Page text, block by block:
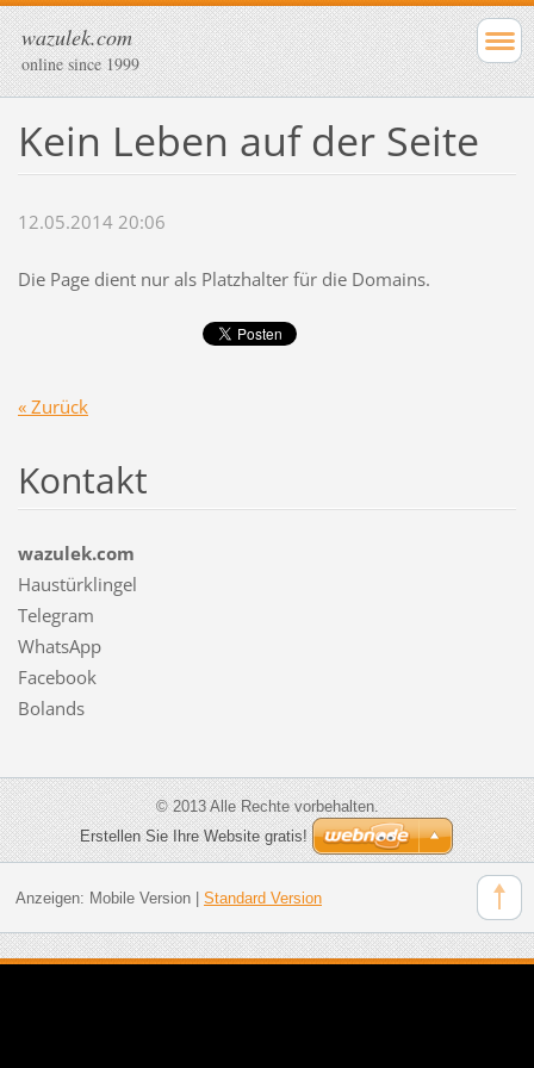
wazulek.com
online since 1999
Kein Leben auf der Seite
12.05.2014 20:06
Die Page dient nur als Platzhalter für die Domains.
« Zurück
Kontakt
wazulek.com
Haustürklingel
Telegram
WhatsApp
Facebook
Bolands
© 2013 Alle Rechte vorbehalten.
Erstellen Sie Ihre Website gratis!
Anzeigen: Mobile Version| Standard Version